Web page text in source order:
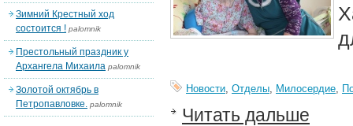
Новости, Отделы, Милосердие,
Читать дальше
Зимний Крестный ход
состоится ! palomnik
Престольный праздник у
Архангела Михаила palomnik
Золотой октябрь в
Петропавловке. palomnik